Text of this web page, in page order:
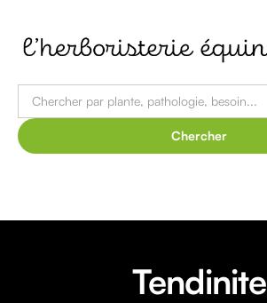
Tendinite